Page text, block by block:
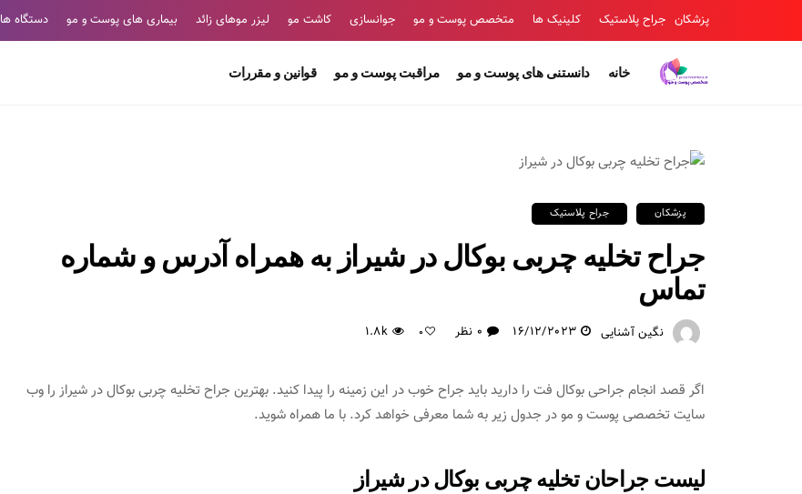
پزشکان جراح پلاستیک کلینیک ها متخصص پوست و مو جوانسازی کاشت مو لیزر موهای زائد بیماری های پوست و مو دستگاه ها
خانه دانستنی های پوست و مو مراقبت پوست و مو قوانین و مقررات
پزشکان جراح پلاستیک
جراح تخلیه چربی بوکال در شیراز به همراه آدرس و شماره
تماس
نگین آشنایی 16/12/2023 0 نظر 0
1.8k
اگر قصد انجام جراحی بوکال فت را دارید باید جراح خوب در این زمینه را پیدا کنید. بهترین جراح تخلیه چربی بوکال در شیراز را وب
سایت تخصصی پوست و مو در جدول زیر به شما معرفی خواهد کرد. با ما همراه شوید.
لیست جراحان تخلیه چربی بوکال در شیراز